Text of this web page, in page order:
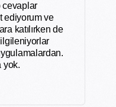
cevaplar
ediyorum ve
katılırken de
yok.